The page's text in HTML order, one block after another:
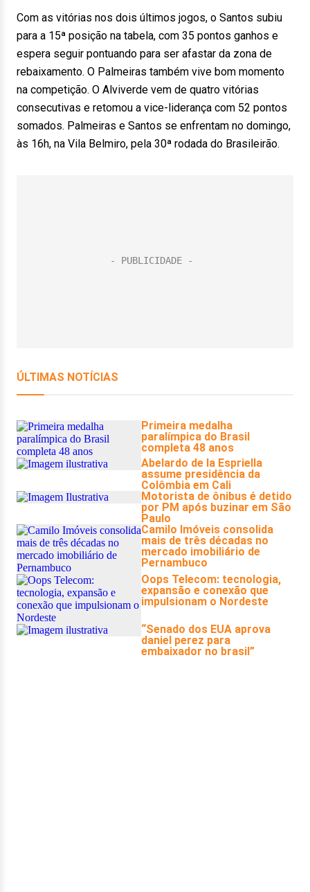
Com as vitórias nos dois últimos jogos, o Santos subiu
para a 15ª posição na tabela, com 35 pontos ganhos e
espera seguir pontuando para ser afastar da zona de
rebaixamento. O Palmeiras também vive bom momento
na competição. O Alviverde vem de quatro vitórias
consecutivas e retomou a vice-liderança com 52 pontos
somados. Palmeiras e Santos se enfrentam no domingo,
às 16h, na Vila Belmiro, pela 30ª rodada do Brasileirão.